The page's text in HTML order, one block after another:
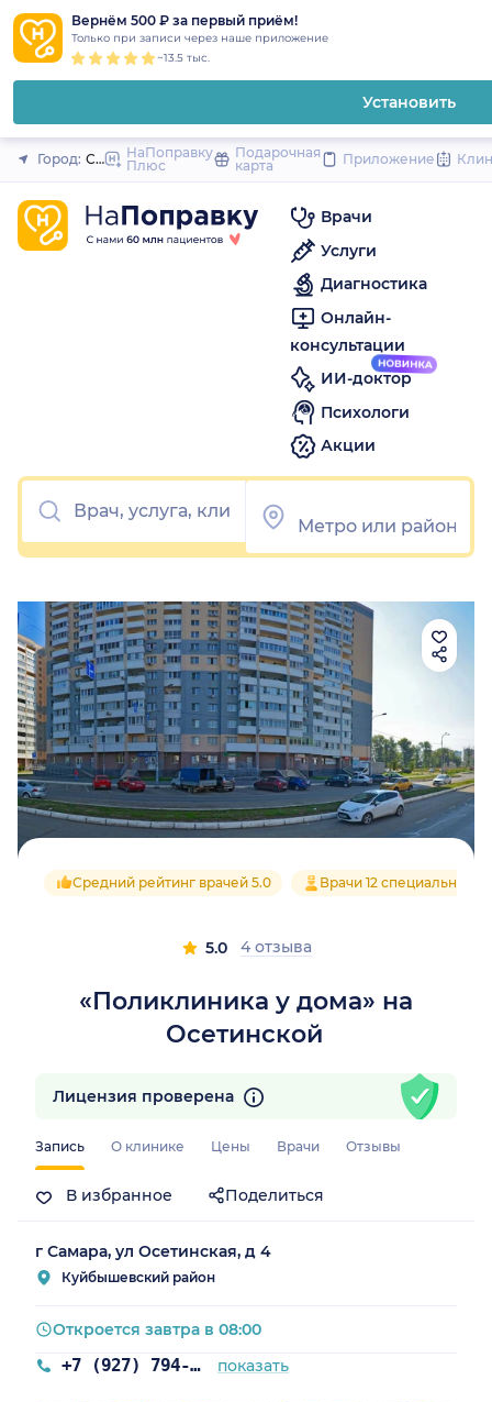
Вернём 500 ₽ за первый приём!
Только при записи через наше приложение
~13.5 тыс.
Установить
Закрыть
Город: СамараНаПоправку
Плюс
Подарочная
карта
Приложение
Врачи
Услуги
Диагностика
Онлайн-
консультации
ИИ-доктор
Психологи
Акции
«Поликлиника у дома» на
Осетинской
Средний рейтинг врачей 5.0 Врачи 12
5.0 4 отзыва
Запись О клинике Цены Врачи Отзывы
В избранное Поделиться
Лицензия проверена
г Самара, ул Осетинская, д 4
Куйбышевский район
+7 (927) 794-03-03 показать
Откроется завтра в 08:00